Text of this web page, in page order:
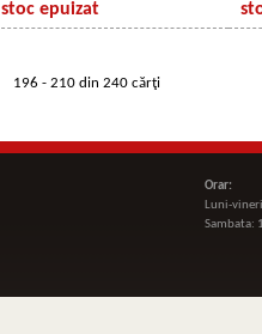
stoc epuizat
196 - 210 din 240 cărţi
Orar:
Luni-
Sambata: